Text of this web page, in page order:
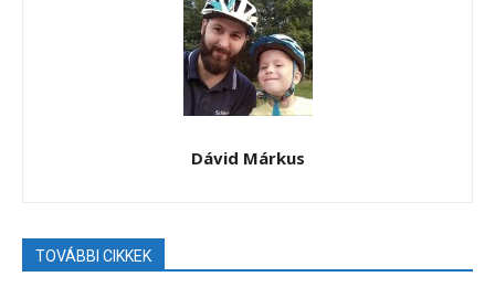
Dávid Márkus
TOVÁBBI CIKKEK